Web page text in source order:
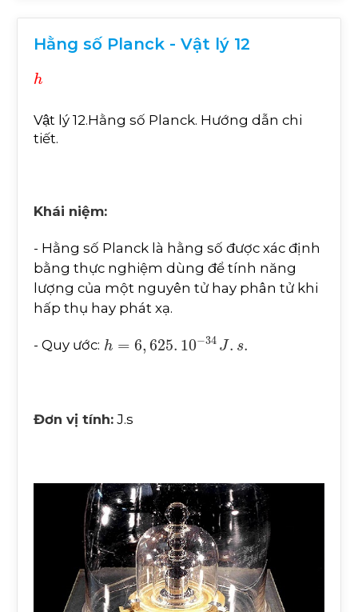
Hằng số Planck - Vật lý 12
h
Vật lý 12.Hằng số Planck. Hướng dẫn chi
tiết.
Khái niệm:
- Hằng số Planck là hằng số được xác định
bằng thực nghiệm dùng để tính năng
lượng của một nguyên tử hay phân tử khi
hấp thụ hay phát xạ.
- Quy ước: h ,625. 10-
34 J. s.
Đơn vị tính: J.s